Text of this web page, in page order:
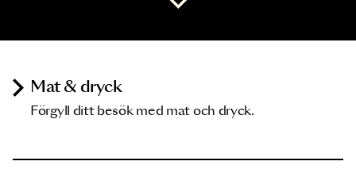
Mat & dryck
Förgyll ditt besök med mat och dryck.